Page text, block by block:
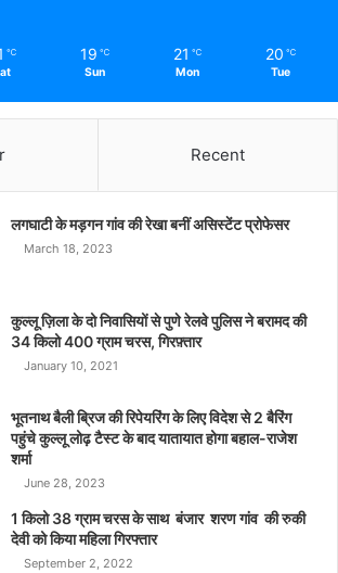
℃ 19 ℃
Sun
21 ℃
Mon
20 ℃
Tue
Recent
लगघाटी के मड़गन गांव की रेखा बनीं असिस्टेंट प्रोफेसर
March 18, 2023
कुल्लू ज़िला के दो निवासियों से पुणे रेलवे पुलिस ने बरामद की
34 किलो 400 ग्राम चरस, गिरफ़्तार
January 10, 2021
भूतनाथ बैली ब्रिज की रिपेयरिंग के लिए विदेश से 2 बैरिंग
पहुंचे कुल्लू लोढ़ टैस्ट के बाद यातायात होगा बहाल-राजेश
शर्मा
June 28, 2023
1 किलो 38 ग्राम चरस के साथ बंजार शरण गांव की रुकी
देवी को किया महिला गिरफ्तार
September 2, 2022